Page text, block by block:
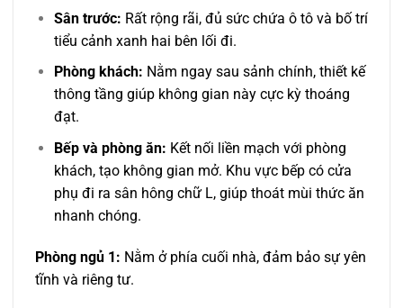
Sân trước: Rất rộng rãi, đủ sức chứa ô tô và bố trí
tiểu cảnh xanh hai bên lối đi.
Phòng khách: Nằm ngay sau sảnh chính, thiết kế
thông tầng giúp không gian này cực kỳ thoáng
đạt.
Bếp và phòng ăn: Kết nối liền mạch với phòng
khách, tạo không gian mở. Khu vực bếp có cửa
phụ đi ra sân hông chữ L, giúp thoát mùi thức ăn
nhanh chóng.
Phòng ngủ 1: Nằm ở phía cuối nhà, đảm bảo sự yên
tĩnh và riêng tư.